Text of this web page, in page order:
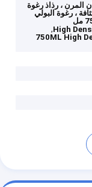
المرن ، رذاذ رغوة
، رغوة البولي
High
,
750ML High